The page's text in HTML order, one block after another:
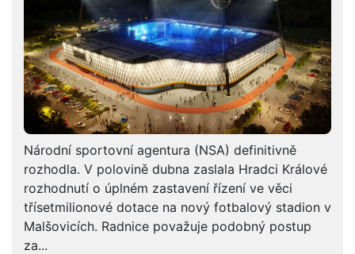
Národní sportovní agentura (NSA) definitivně
rozhodla. V polovině dubna zaslala Hradci Králové
rozhodnutí o úplném zastavení řízení ve věci
třísetmilionové dotace na nový fotbalový stadion v
Malšovicích. Radnice považuje podobný postup
za...